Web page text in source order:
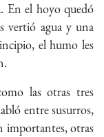
En el hoyo quedó
vertió agua y una
el humo les
las otras tres
entre susurros,
importantes, otras